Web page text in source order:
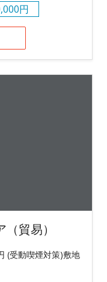
円
貿易）
(受動喫煙対策)敷地